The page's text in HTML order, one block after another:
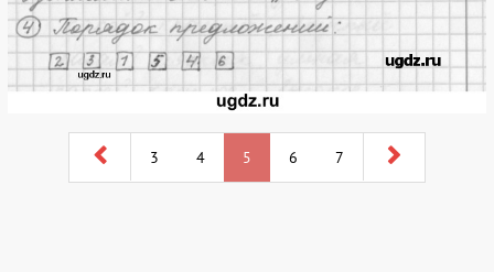
3 4 5 6 7